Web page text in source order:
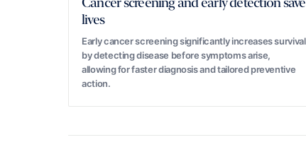
lives
Early cancer screening significantly increases survival
by detecting disease before symptoms arise,
allowing for faster diagnosis and tailored preventive
action.